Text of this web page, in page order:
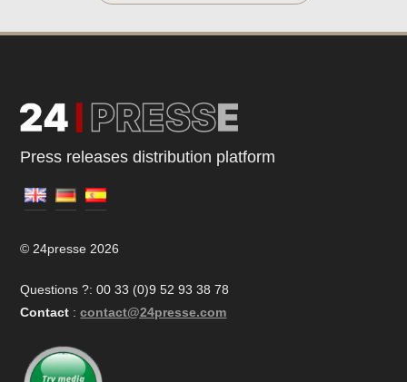
Press releases distribution platform
© 24presse 2026
Questions ?: 00 33 (0)9 52 93 38 78
Contact : contact@24presse.com